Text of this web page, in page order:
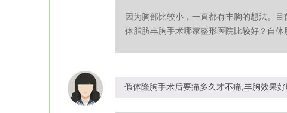
因为胸部比较小，一直都有丰胸的想法。
体脂肪丰胸手术哪家整形医院比较好？自体
假体隆胸手术后要痛多久才不痛,丰胸效果